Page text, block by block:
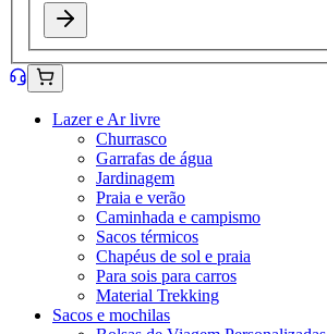
Lazer e Ar livre
Churrasco
Garrafas de água
Jardinagem
Praia e verão
Caminhada e campismo
Sacos térmicos
Chapéus de sol e praia
Para sois para carros
Material Trekking
Sacos e mochilas